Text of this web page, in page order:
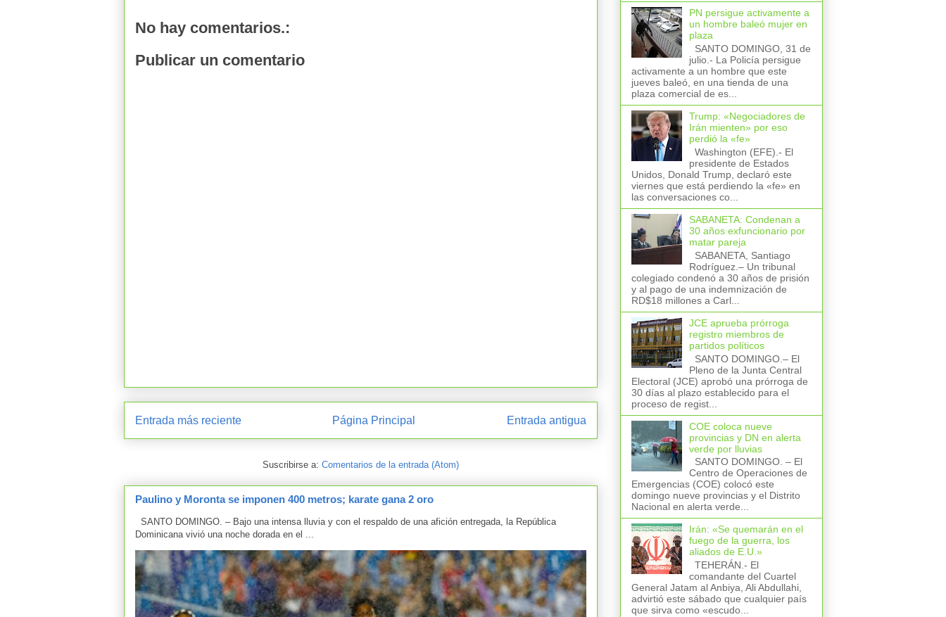
No hay comentarios.:
Publicar un comentario
Entrada más reciente Entrada antigua
Página Principal
Suscribirse a: Comentarios de la entrada (Atom)
Paulino y Moronta se imponen 400 metros; karate gana 2 oro
SANTO DOMINGO. – Bajo una intensa lluvia y con el respaldo de una afición entregada, la República
Dominicana vivió una noche dorada en el ...
PN persigue activamente a
un hombre baleó mujer en
plaza
SANTO DOMINGO, 31 de
julio.- La Policía persigue
activamente a un hombre que este
jueves baleó, en una tienda de una
plaza comercial de es...
Trump: «Negociadores de
Irán mienten» por eso
perdió la «fe»
Washington (EFE).- El
presidente de Estados
Unidos, Donald Trump, declaró este
viernes que está perdiendo la «fe» en
las conversaciones co...
SABANETA: Condenan a
30 años exfuncionario por
matar pareja
SABANETA, Santiago
Rodríguez.– Un tribunal
colegiado condenó a 30 años de prisión
y al pago de una indemnización de
RD$18 millones a Carl...
JCE aprueba prórroga
registro miembros de
partidos políticos
SANTO DOMINGO.– El
Pleno de la Junta Central
Electoral (JCE) aprobó una prórroga de
30 días al plazo establecido para el
proceso de regist...
COE coloca nueve
provincias y DN en alerta
verde por lluvias
SANTO DOMINGO. – El
Centro de Operaciones de
Emergencias (COE) colocó este
domingo nueve provincias y el Distrito
Nacional en alerta verde...
Irán: «Se quemarán en el
fuego de la guerra, los
aliados de E.U.»
TEHERÁN.- El
comandante del Cuartel
General Jatam al Anbiya, Ali Abdullahi,
advirtió este sábado que cualquier país
que sirva como «escudo...